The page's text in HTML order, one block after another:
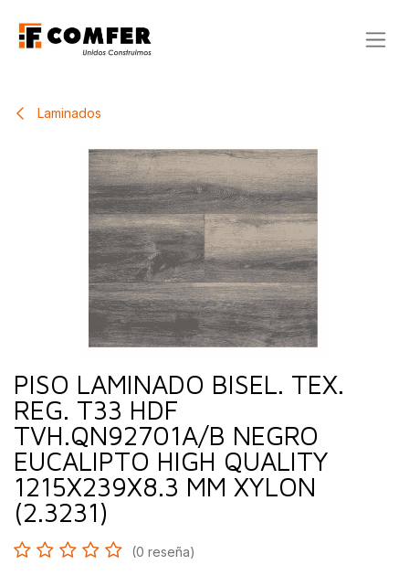
Laminados
PISO LAMINADO BISEL. TEX.
REG. T33 HDF
TVH.QN92701A/B NEGRO
EUCALIPTO HIGH QUALITY
1215X239X8.3 MM XYLON
(2.3231)
(0 reseña)